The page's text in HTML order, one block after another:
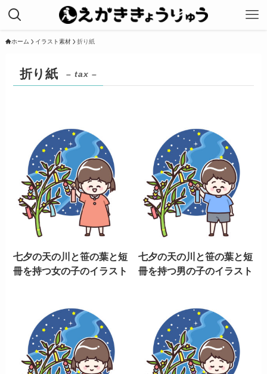
ホーム イラスト素材 折り紙
折り紙 – tax –
七夕の天の川と笹の葉と短
冊を持つ女の子のイラスト
七夕の天の川と笹の葉と短
冊を持つ男の子のイラスト